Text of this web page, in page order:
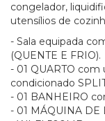
congelador,
utensílios de
- Sala equipada
(QUENTE E FRIO).
- 01 QUARTO com
condicionado
- 01 BANHEIRO
- 01 MÁQUINA DE